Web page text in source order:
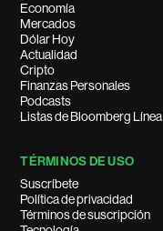
Economía
Mercados
Dólar Hoy
Actualidad
Cripto
Finanzas Personales
Podcasts
Listas de Bloomberg Línea
TÉRMINOS DE USO
Suscríbete
Política de privacidad
Términos de suscripción